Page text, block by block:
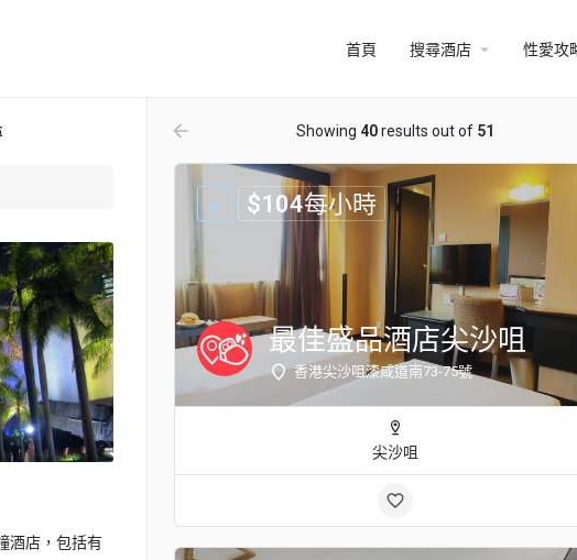
首頁 搜尋酒店 arrow_drop_down 性愛攻
酒店，包括有
arrow_backward Showing 40results out of 51
最佳盛品酒店尖沙咀
香港尖沙咀漆咸道南73-75號
$104每小時
尖沙咀